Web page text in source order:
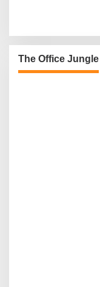
The Office Jungle